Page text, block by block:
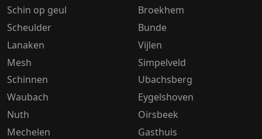
Schin op geul
Scheulder
Lanaken
Mesh
Schinnen
Waubach
Nuth
Mechelen
Broekhem
Bunde
Vijlen
Simpelveld
Ubachsberg
Eygelshoven
Oirsbeek
Gasthuis